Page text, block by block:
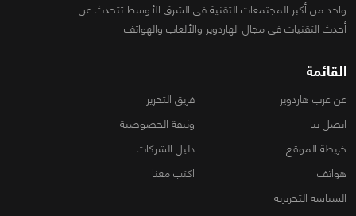
واحد من أكبر المجتمعات التقنية فى الشرق الأوسط تتحدث عن
أحدث التقنيات فى مجال الهاردوير والألعاب والهواتف
القائمة
عن عرب هاردوير
فريق التحرير
اتصل بنا
وثيقة الخصوصية
خريطة الموقع
دليل الشركات
هواتف
اكتب معنا
السياسة التحريرية